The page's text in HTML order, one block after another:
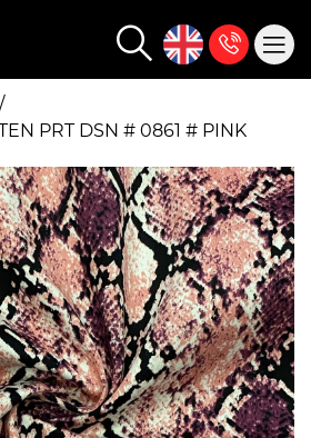
PRT DSN # 0861 # PINK